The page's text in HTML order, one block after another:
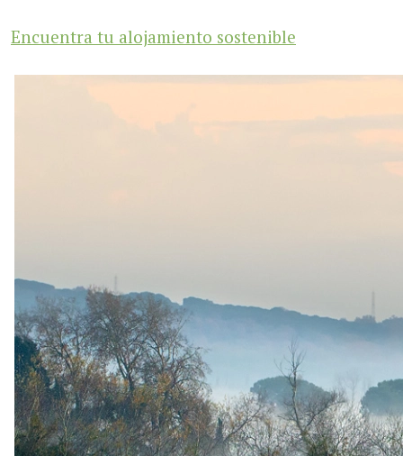
Encuentra tu alojamiento sostenible